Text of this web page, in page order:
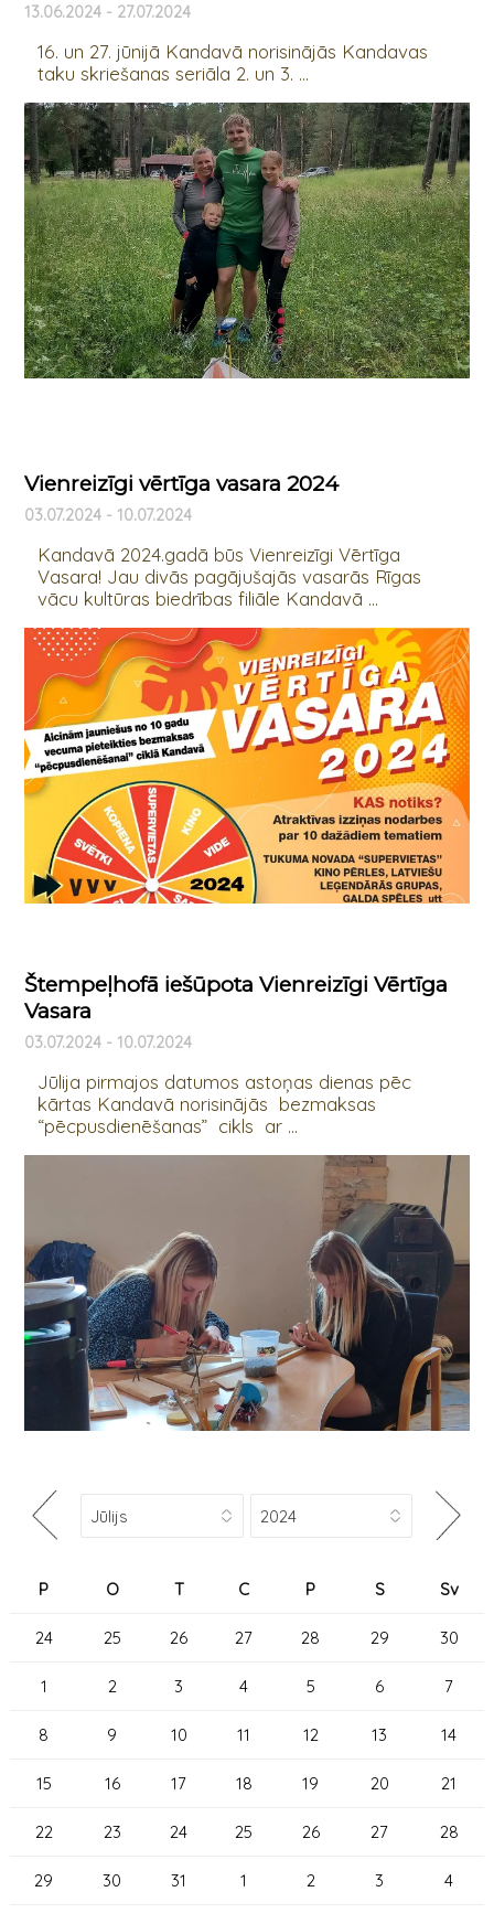
13.06.2024 - 27.07.2024
16. un 27. jūnijā Kandavā norisinājās Kandavas
taku skriešanas seriāla 2. un 3. ...
Vienreizīgi vērtīga vasara 2024
03.07.2024 - 10.07.2024
Kandavā 2024.gadā būs Vienreizīgi Vērtīga
Vasara! Jau divās pagājušajās vasarās Rīgas
vācu kultūras biedrības filiāle Kandavā ...
Štempeļhofā iešūpota Vienreizīgi Vērtīga
Vasara
03.07.2024 - 10.07.2024
Jūlija pirmajos datumos astoņas dienas pēc
kārtas Kandavā norisinājās bezmaksas
“pēcpusdienēšanas” cikls ar ...
P O T C P S Sv
24 25 26 27 28 29 30
1 2 3 4 5 6 7
8 9 10 11 12 13 14
15 16 17 18 19 20 21
22 23 24 25 26 27 28
29 30 31 1 2 3 4